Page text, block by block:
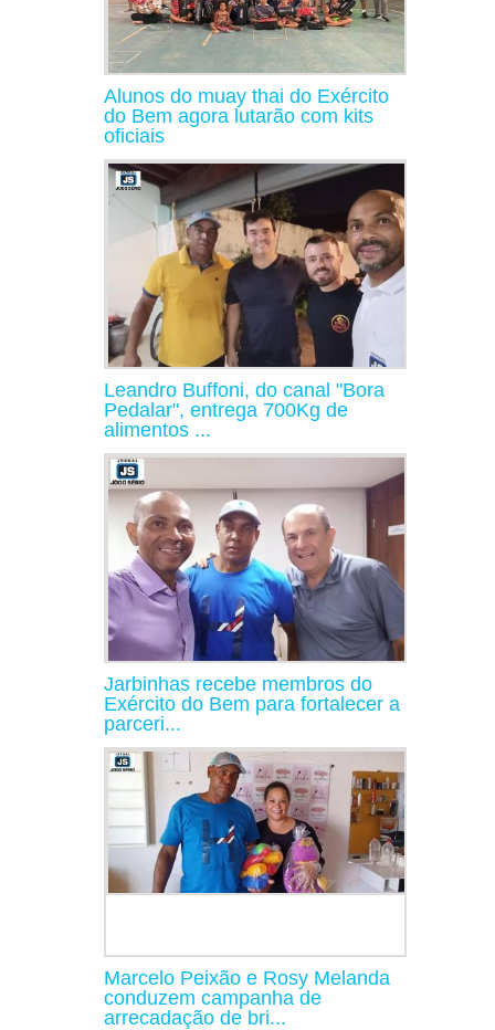
Alunos do muay thai do Exército
do Bem agora lutarão com kits
oficiais
Leandro Buffoni, do canal "Bora
Pedalar", entrega 700Kg de
alimentos ...
Jarbinhas recebe membros do
Exército do Bem para fortalecer a
parceri...
Marcelo Peixão e Rosy Melanda
conduzem campanha de
arrecadação de bri...